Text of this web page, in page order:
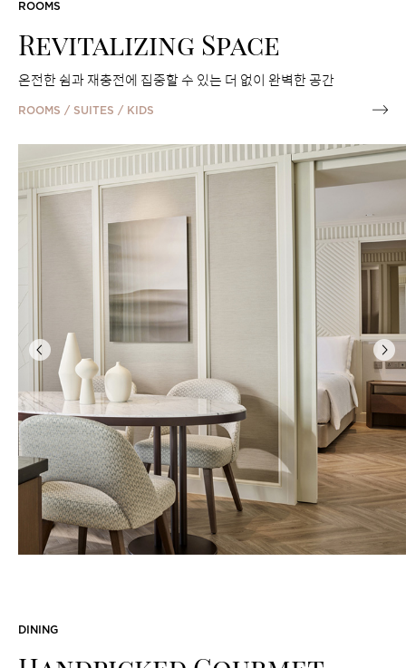
A Summer Tale with Little Friends
하늘과 바다가 만나는 해운대로 특별한 여름 여행을 떠나보세요.
ROOMS
Revitalizing Space
온전한 쉼과 재충전에 집중할 수 있는 더 없이 완벽한 공간
ROOMS / SUITES / KIDS
이
다
음
DINING